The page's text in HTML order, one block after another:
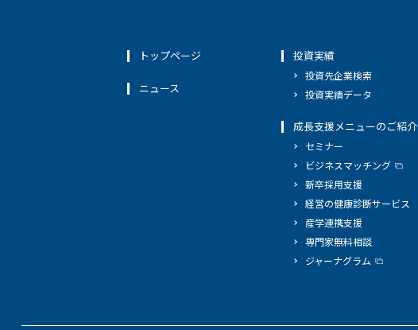
トップページ
ニュース
投資実績
投資先企業検索
投資実績データ
成長支援メニューのご紹介
セミナー
ビジネスマッチング
新卒採用支援
経営の健康診断サービス
産学連携支援
専門家無料相談
ジャーナグラム